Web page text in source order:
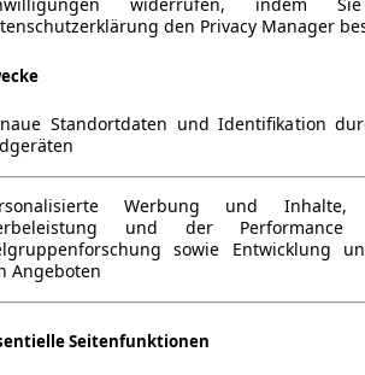
widerrufen, indem
den Privacy Manager
Standortdaten und Identifikation
Werbung und Inhalte,
und der
sowie Entwicklung
Angeboten
Seitenfunktionen